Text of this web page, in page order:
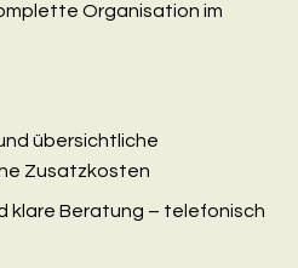
Organisation im
übersichtliche
Zusatzkosten
klare Beratung – telefonisch